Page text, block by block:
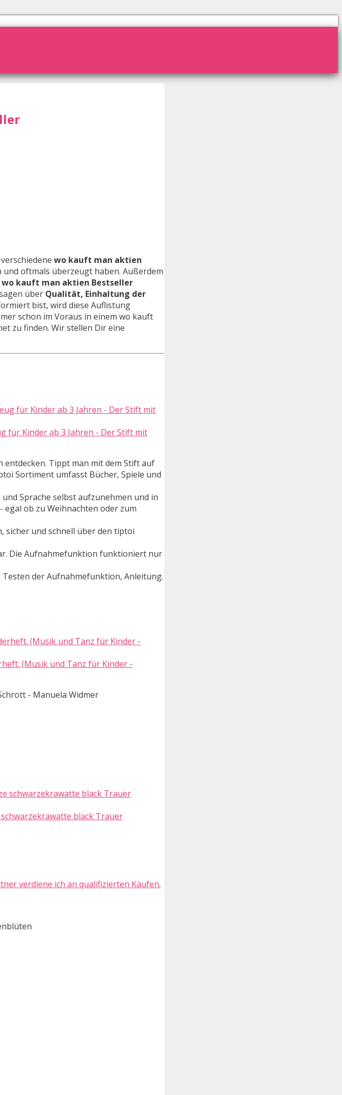
wo kauft man aktien
oftmals überzeugt haben. Außerdem
wo kauft man aktien Bestseller
über Qualität, Einhaltung der
bist, wird diese Auflistung
schon im Voraus in einem wo kauft
zu finden. Wir stellen Dir eine
für Kinder ab 3 Jahren - Der Stift mit
entdecken. Tippt man mit dem Stift auf
Sortiment umfasst Bücher, Spiele und
Sprache selbst aufzunehmen und in
egal ob zu Weihnachten oder zum
sicher und schnell über den tiptoi
Die Aufnahmefunktion funktioniert nur
der Aufnahmefunktion, Anleitung.
(Musik und Tanz für Kinder -
- Manuela Widmer
black Trauer
verdiene ich an qualifizierten Käufen.